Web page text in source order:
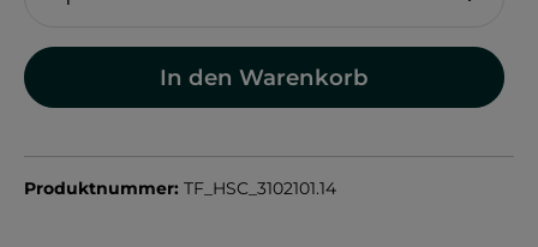
In den Warenkorb
Produktnummer: TF_HSC_3102101.14